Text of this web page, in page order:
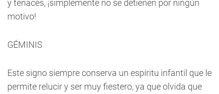
y tenaces, ¡simplemente no se detienen por ningún
motivo!
GÉMINIS
Este signo siempre conserva un espíritu infantil que le
permite relucir y ser muy fiestero, ya que olvida que